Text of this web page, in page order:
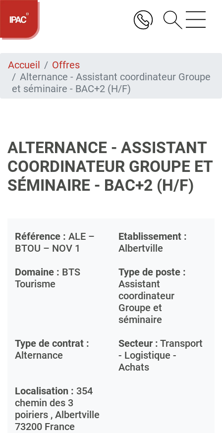
Aller
contenu
Accueil
Offres
Alternance - Assistant coordinateur Groupe
et séminaire - BAC+2 (H/F)
ALTERNANCE - ASSISTANT
COORDINATEUR GROUPE ET
SÉMINAIRE - BAC+2 (H/F)
Référence : ALE –
BTOU – NOV 1
Etablissement :
Albertville
Domaine : BTS
Tourisme
Type de poste :
Assistant
coordinateur
Groupe et
séminaire
Type de contrat :
Alternance
Secteur : Transport
- Logistique -
Achats
Localisation : 354
chemin des 3
poiriers , Albertville
73200 France